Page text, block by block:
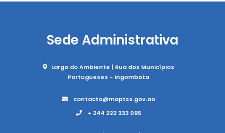
Sede Administrativa
Largo do Ambiente | Rua dos Municípios
Portugueses - Ingombota
contacto@maptss.gov.ao
+ 244 222 333 095